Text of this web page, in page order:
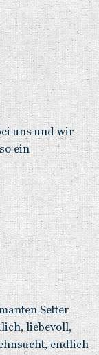
uns und wir
ein
Setter
liebevoll,
endlich